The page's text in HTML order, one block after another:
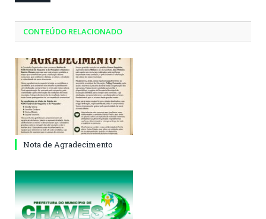
CONTEÚDO RELACIONADO
Nota de Agradecimento